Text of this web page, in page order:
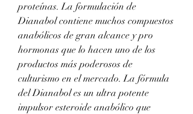
proteínas. La formulación de
Dianabol contiene muchos compuestos
anabólicos de gran alcance y pro
hormonas que lo hacen uno de los
productos más poderosos de
culturismo en el mercado. La fórmula
del Dianabol es un ultra potente
impulsor esteroide anabólico que